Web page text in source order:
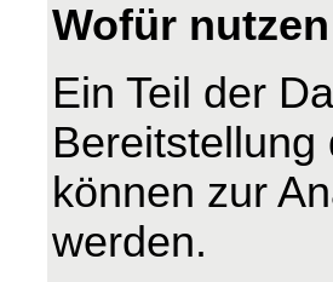
Wofür
Ein Teil der
können zur
werden.